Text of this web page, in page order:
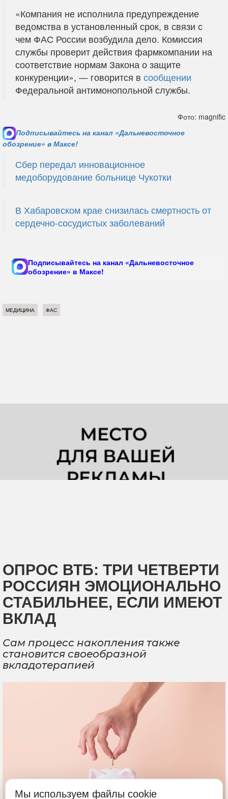
«Компания не исполнила предупреждение
ведомства в установленный срок, в связи с
чем ФАС России возбудила дело. Комиссия
службы проверит действия фармкомпании на
соответствие нормам Закона о защите
конкуренции», — говорится в сообщении
Федеральной антимонопольной службы.
Фото: magnific
Подписывайтесь на канал «Дальневосточное
обозрение» в Максе!
Сбер передал инновационное
медоборудование больнице Чукотки
В Хабаровском крае снизилась смертность от
сердечно-сосудистых заболеваний
Подписывайтесь на канал «Дальневосточное
обозрение» в Максе!
МЕДИЦИНА ФАС
ОПРОС ВТБ: ТРИ ЧЕТВЕРТИ
РОССИЯН ЭМОЦИОНАЛЬНО
СТАБИЛЬНЕЕ, ЕСЛИ ИМЕЮТ
ВКЛАД
Сам процесс накопления также
становится своеобразной
вкладотерапией
Мы используем файлы cookie